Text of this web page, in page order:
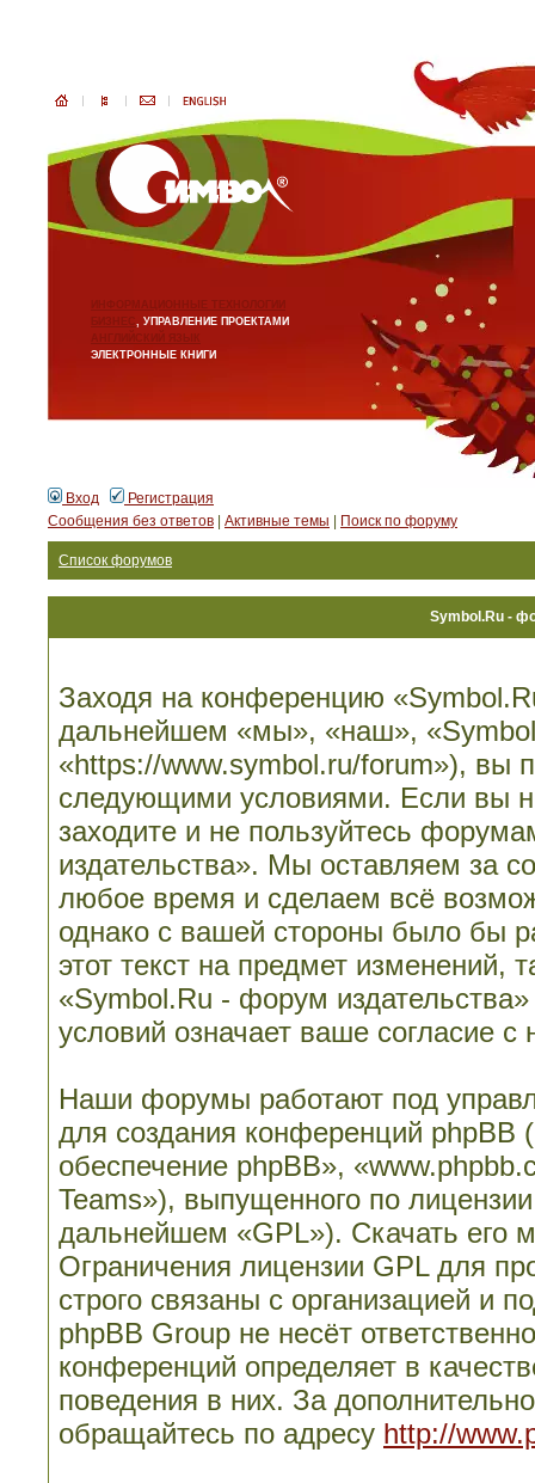
ИНФОРМАЦИОННЫЕ ТЕХНОЛОГИИ
БИЗНЕС, УПРАВЛЕНИЕ ПРОЕКТАМИ
АНГЛИЙСКИЙ ЯЗЫК
ЭЛЕКТРОННЫЕ КНИГИ
Вход
Регистрация
Сообщения без ответов
Активные темы Поиск по форуму
Список форумов
Symbol.Ru -
Заходя на конференцию
дальнейшем «мы», «наш»,
«https://www.symbol.ru/forum»), вы
следующими условиями. Если вы
заходите и не пользуйтесь
издательства». Мы оставляем за
любое время и сделаем всё
однако с вашей стороны было бы
этот текст на предмет изменений,
«Symbol.Ru - форум
условий означает ваше согласие с
Наши форумы работают под
для создания конференций
обеспечение phpBB»,
Teams»), выпущенного по
дальнейшем «GPL»). Скачать его
Ограничения лицензии GPL для
строго связаны с организацией и
phpBB Group не несёт
конференций определяет в
поведения в них. За
обращайтесь по адресу http://